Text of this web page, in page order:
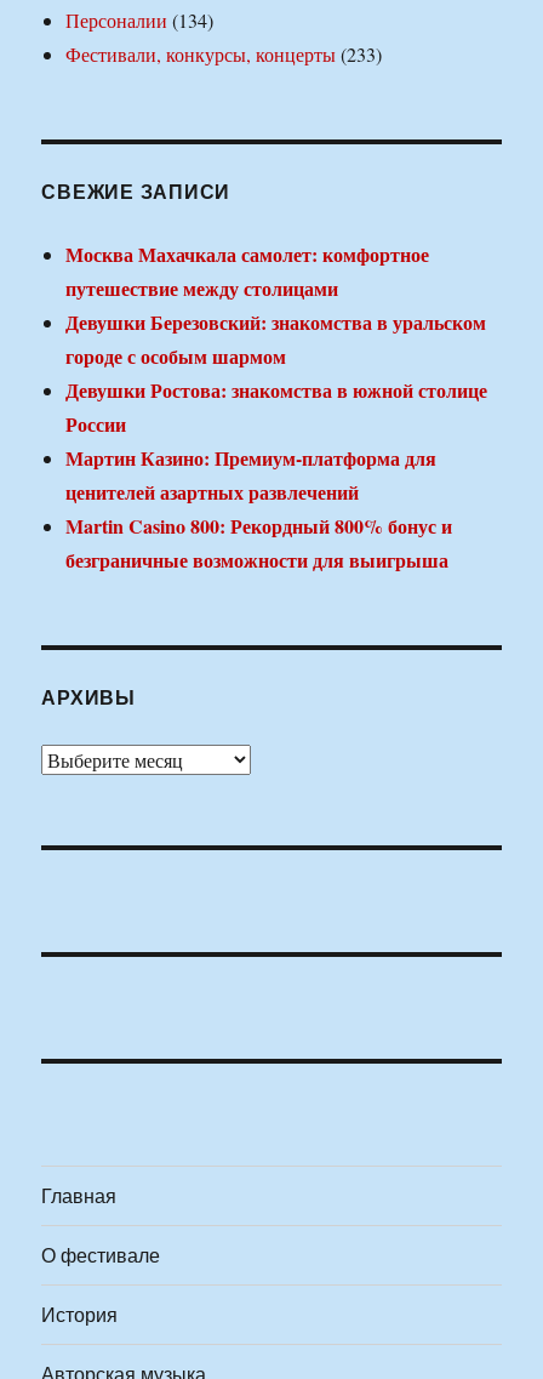
Персоналии (134)
Фестивали, конкурсы, концерты(233)
СВЕЖИЕ ЗАПИСИ
Москва Махачкала самолет: комфортное
путешествие между столицами
Девушки Березовский: знакомства в уральском
городе с особым шармом
Девушки Ростова: знакомства в южной столице
России
Мартин Казино: Премиум-платформа для
ценителей азартных развлечений
Martin Casino 800: Рекордный 800% бонус и
безграничные возможности для выигрыша
АРХИВЫ
Архивы
Главная
О фестивале
История